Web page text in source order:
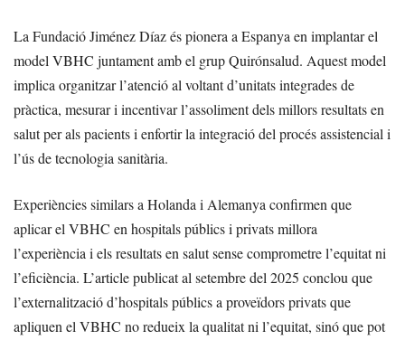
La Fundació Jiménez Díaz és pionera a Espanya en implantar el
model VBHC juntament amb el grup Quirónsalud. Aquest model
implica organitzar l’atenció al voltant d’unitats integrades de
pràctica, mesurar i incentivar l’assoliment dels millors resultats en
salut per als pacients i enfortir la integració del procés assistencial i
l’ús de tecnologia sanitària.
Experiències similars a Holanda i Alemanya confirmen que
aplicar el VBHC en hospitals públics i privats millora
l’experiència i els resultats en salut sense comprometre l’equitat ni
l’eficiència. L’article publicat al setembre del 2025 conclou que
l’externalització d’hospitals públics a proveïdors privats que
apliquen el VBHC no redueix la qualitat ni l’equitat, sinó que pot